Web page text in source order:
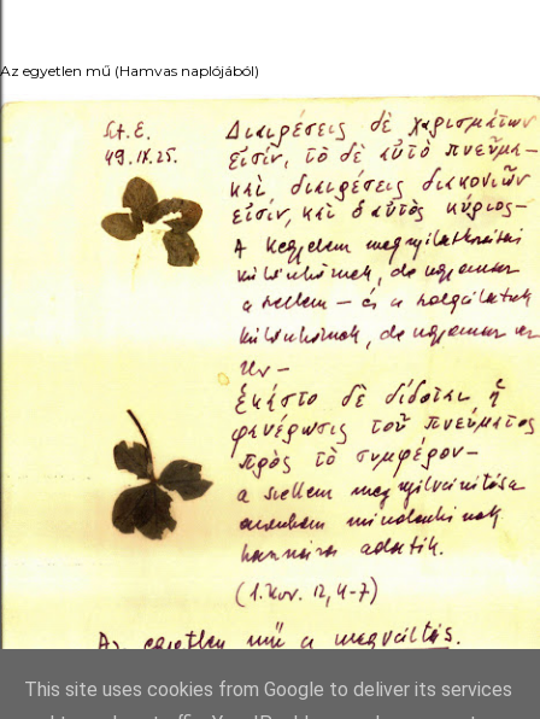
Az egyetlen mű (Hamvas naplójából)
This site uses cookies from Google to deliver its services